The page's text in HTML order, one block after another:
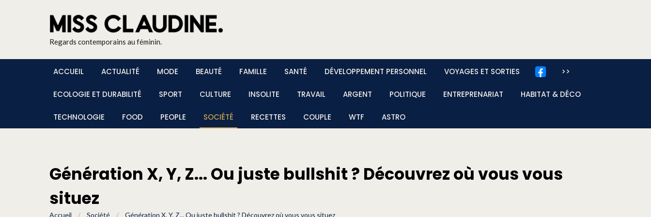
Regards contemporains au féminin.
ACCUEIL ACTUALITÉ MODE BEAUTÉ FAMILLE SANTÉ DÉVELOPPEMENT PERSONNEL VOYAGES ET SORTIES >>
ECOLOGIE ET DURABILITÉ SPORT CULTURE INSOLITE TRAVAIL ARGENT POLITIQUE ENTREPRENARIAT HABITAT & DÉCO
TECHNOLOGIE FOOD PEOPLE SOCIÉTÉ RECETTES COUPLE WTF ASTRO
Génération X, Y, Z... Ou juste bullshit ? Découvrez où vous vous
situez
Accueil / Société / Génération X, Y, Z... Ou juste bullshit ? Découvrez où vous vous situez